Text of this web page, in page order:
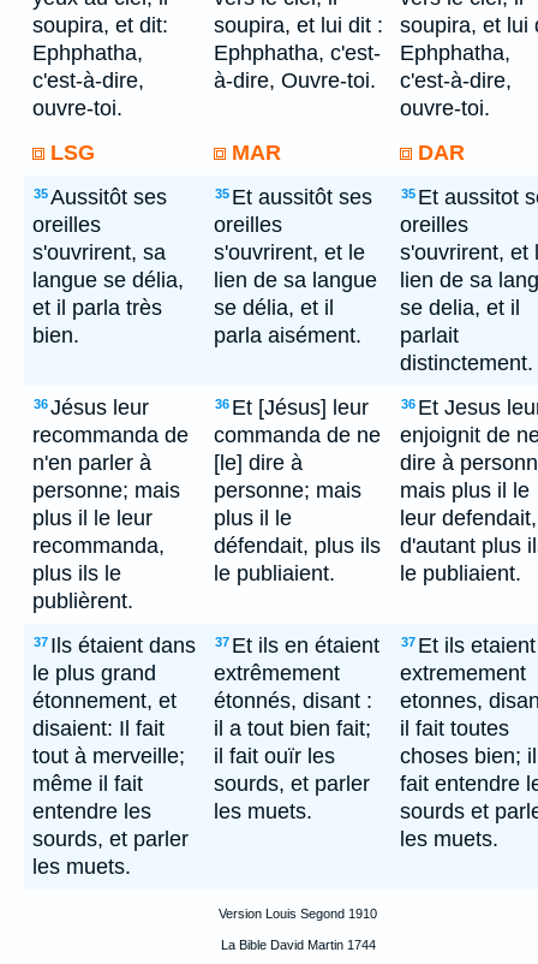
soupira, et dit:
Ephphatha,
c'est-à-dire,
ouvre-toi.
soupira, et lui dit :
Ephphatha, c'est-
à-dire, Ouvre-toi.
soupira, et lui
Ephphatha,
c'est-à-dire,
ouvre-toi.
LSG
MAR DAR
35Aussitôt ses
oreilles
s'ouvrirent, sa
langue se délia,
et il parla très
bien.
35 Et aussitôt ses
oreilles
s'ouvrirent, et le
lien de sa langue
se délia, et il
parla aisément.
35 Et aussitot
oreilles
s'ouvrirent, et
lien de sa
se delia, et il
parlait
distinctement.
36Jésus leur
recommanda de
n'en parler à
personne; mais
plus il le leur
recommanda,
plus ils le
publièrent.
36 Et [Jésus] leur
commanda de ne
[le] dire à
personne; mais
plus il le
défendait, plus ils
le publiaient.
36 Et Jesus
enjoignit de
dire à
mais plus il le
leur defendait,
d'autant plus
le publiaient.
37 Ils étaient dans
le plus grand
étonnement, et
disaient: Il fait
tout à merveille;
même il fait
entendre les
sourds, et parler
les muets.
37 Et ils en étaient
extrêmement
étonnés, disant :
il a tout bien fait;
il fait ouïr les
sourds, et parler
les muets.
37 Et ils etaient
extremement
etonnes,
il fait toutes
choses bien; il
fait entendre
sourds et
les muets.
Version Louis Segond 1910
La Bible David Martin 1744